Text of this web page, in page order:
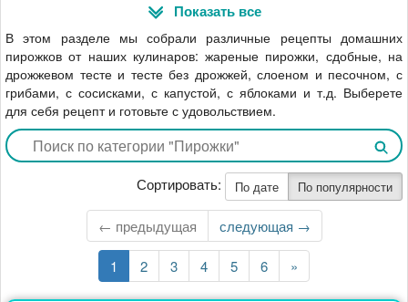
С печенью С фаршем
Показать все
В этом разделе мы собрали различные рецепты домашних
пирожков от наших кулинаров: жареные пирожки, сдобные, на
дрожжевом тесте и тесте без дрожжей, слоеном и песочном, с
грибами, с сосисками, с капустой, с яблоками и т.д. Выберете
для себя рецепт и готовьте с удовольствием.
Сортировать: По дате По популярности
← предыдущая
Следующая
страница
следующая →
Текущая
страница
1 Страница
2 Страница
3 Страница
4 Страница
5 Страница
6
Последняя
страница
»